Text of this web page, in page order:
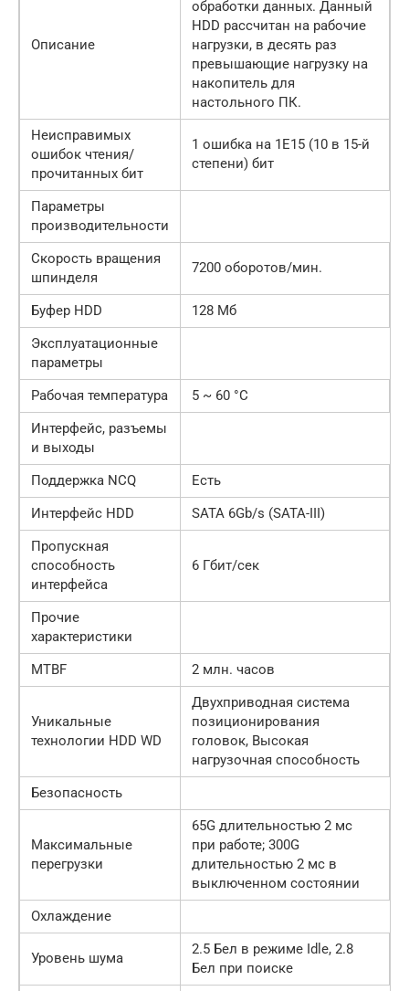
Описание
обработки данных. Данный
HDD рассчитан на рабочие
нагрузки, в десять раз
превышающие нагрузку на
накопитель для
настольного ПК.
Неисправимых
ошибок чтения/
прочитанных бит
1 ошибка на 1E15 (10 в 15-й
степени) бит
Параметры
производительности
Скорость вращения
шпинделя
7200 оборотов/мин.
Буфер HDD
128 Мб
Эксплуатационные
параметры
Рабочая температура
5 ~ 60 °C
Интерфейс, разъемы
и выходы
Поддержка NCQ
Есть
Интерфейс HDD
SATA 6Gb/s (SATA-III)
Пропускная
способность
интерфейса
6 Гбит/сек
Прочие
характеристики
MTBF
2 млн. часов
Уникальные
технологии HDD WD
Двухприводная система
позиционирования
головок, Высокая
нагрузочная способность
Безопасность
Максимальные
перегрузки
65G длительностью 2 мс
при работе; 300G
длительностью 2 мс в
выключенном состоянии
Охлаждение
Уровень шума
2.5 Бел в режиме Idle, 2.8
Бел при поиске